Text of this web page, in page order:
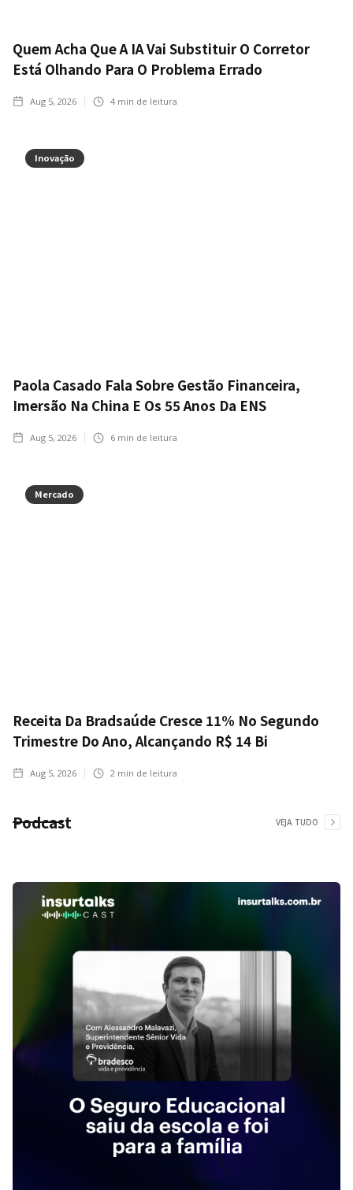
Quem Acha Que A IA Vai Substituir O Corretor
Está Olhando Para O Problema Errado
Aug 5, 2026 4 min de leitura
Inovação
Paola Casado Fala Sobre Gestão Financeira,
Imersão Na China E Os 55 Anos Da ENS
Aug 5, 2026 6 min de leitura
Mercado
Receita Da Bradsaúde Cresce 11% No Segundo
Trimestre Do Ano, Alcançando R$ 14 Bi
Aug 5, 2026 2 min de leitura
Podcast VEJA TUDO